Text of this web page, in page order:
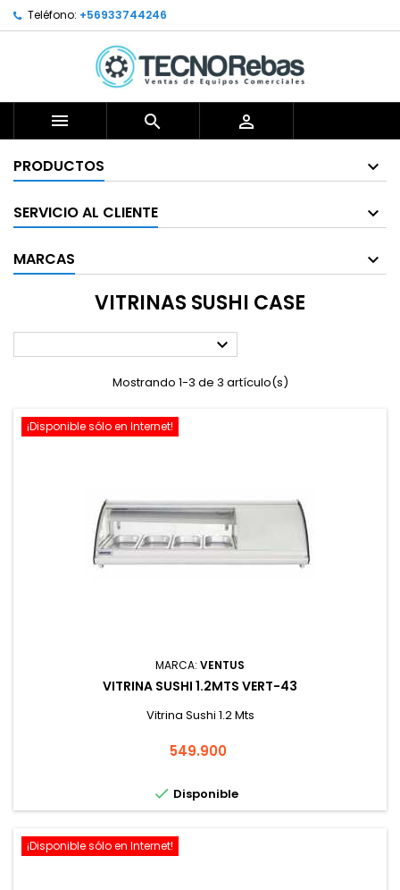
Teléfono: +56933744246
  
PRODUCTOS
SERVICIO AL CLIENTE
MARCAS
VITRINAS SUSHI CASE

Mostrando 1-3 de 3 artículo(s)
¡Disponible sólo en Internet!
MARCA: VENTUS
VITRINA SUSHI 1.2MTS VERT-43
Vitrina Sushi 1.2 Mts
Precio
549.900
 Disponible
¡Disponible sólo en Internet!